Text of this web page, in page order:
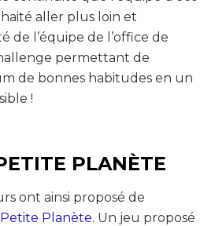
aller plus loin et
de l’équipe de l’office de
permettant de
de bonnes habitudes en un
!
PLANÈTE
ont ainsi proposé de
Planète. Un jeu proposé